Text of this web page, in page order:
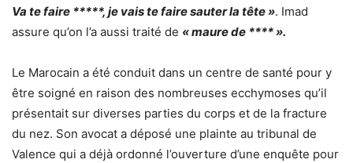
Va te faire *****, je vais te faire sauter la tête ». Imad
assure qu’on l’a aussi traité de « maure de **** ».
Le Marocain a été conduit dans un centre de santé pour y
être soigné en raison des nombreuses ecchymoses qu’il
présentait sur diverses parties du corps et de la fracture
du nez. Son avocat a déposé une plainte au tribunal de
Valence qui a déjà ordonné l’ouverture d’une enquête pour